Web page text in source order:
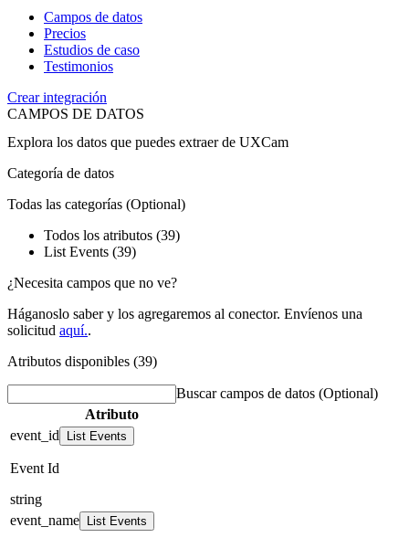
Campos de datos
Precios
Estudios de caso
Testimonios
Crear integración
CAMPOS DE DATOS
Explora los datos que puedes extraer de UXCam
Categoría de datos
Todas las categorías (Optional)
Todos los atributos (39)
List Events (39)
¿Necesita campos que no ve?
Háganoslo saber y los agregaremos al conector. Envíenos una
solicitud aquí..
Atributos disponibles (39)
Buscar campos de datos (Optional)
Atributo
event_id
List Events
Event Id
string
event_name
List Events